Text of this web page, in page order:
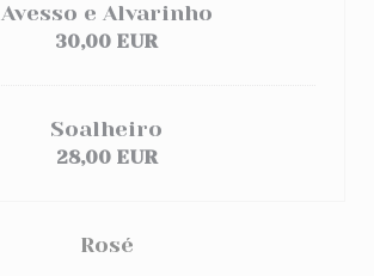
Avesso e Alvarinho
30,00 EUR
Soalheiro
28,00 EUR
Rosé